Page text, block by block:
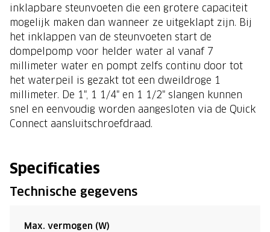
inklapbare steunvoeten die een grotere capaciteit
mogelijk maken dan wanneer ze uitgeklapt zijn. Bij
het inklappen van de steunvoeten start de
dompelpomp voor helder water al vanaf 7
millimeter water en pompt zelfs continu door tot
het waterpeil is gezakt tot een dweildroge 1
millimeter. De 1", 1 1/4" en 1 1/2" slangen kunnen
snel en eenvoudig worden aangesloten via de Quick
Connect aansluitschroefdraad.
Specificaties
Technische gegevens
Max. vermogen (W)